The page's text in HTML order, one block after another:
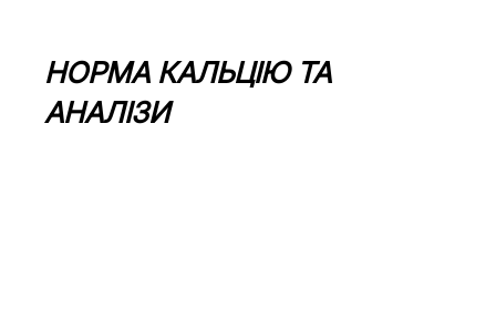
НОРМА КАЛЬЦІЮ ТА
АНАЛІЗИ